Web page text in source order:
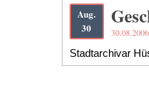
Aug.
30
30.08.2006
Stadtarchivar